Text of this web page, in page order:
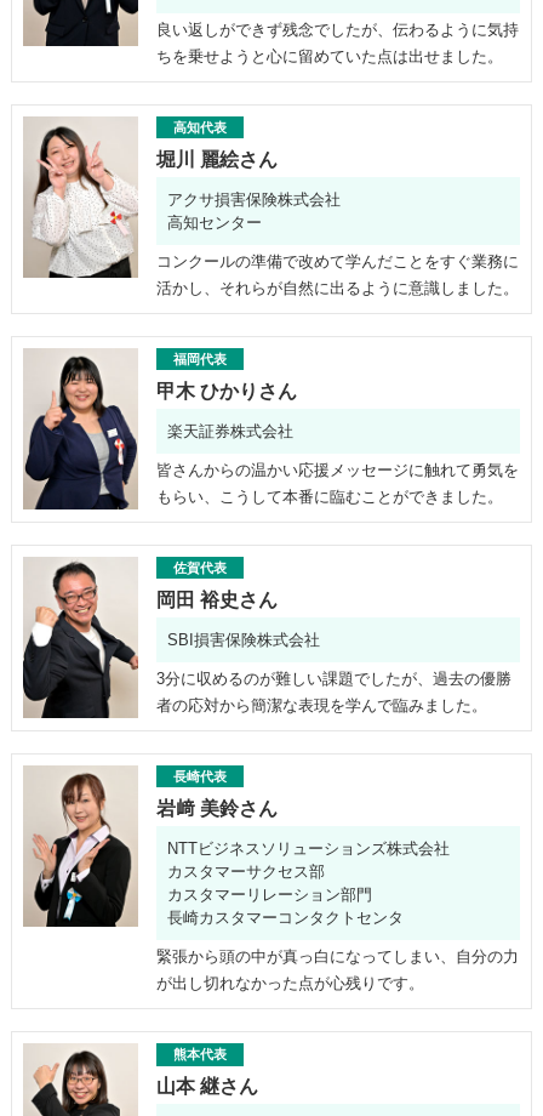
良い返しができず残念でしたが、伝わるように気持
ちを乗せようと心に留めていた点は出せました。
高知代表
堀川 麗絵さん
アクサ損害保険株式会社
高知センター
コンクールの準備で改めて学んだことをすぐ業務に
活かし、それらが自然に出るように意識しました。
福岡代表
甲木 ひかりさん
楽天証券株式会社
皆さんからの温かい応援メッセージに触れて勇気を
もらい、こうして本番に臨むことができました。
佐賀代表
岡田 裕史さん
SBI損害保険株式会社
3分に収めるのが難しい課題でしたが、過去の優勝
者の応対から簡潔な表現を学んで臨みました。
長崎代表
岩﨑 美鈴さん
NTTビジネスソリューションズ株式会社
カスタマーサクセス部
カスタマーリレーション部門
長崎カスタマーコンタクトセンタ
緊張から頭の中が真っ白になってしまい、自分の力
が出し切れなかった点が心残りです。
熊本代表
山本 継さん